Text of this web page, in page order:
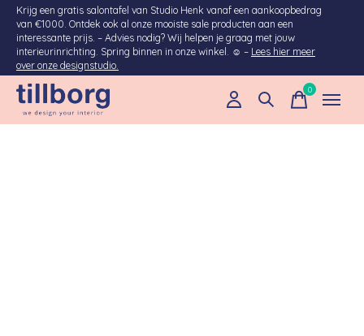
Krijg een gratis salontafel van Studio Henk vanaf een aankoopbedrag
van €1000. Ontdek ook al onze mooiste sale producten aan een
interessante prijs. – Advies nodig? Wij helpen je graag met jouw
interieurinrichting. Spring binnen in onze winkel. ☺ – Lees hier meer
over onze designstudio.
0items